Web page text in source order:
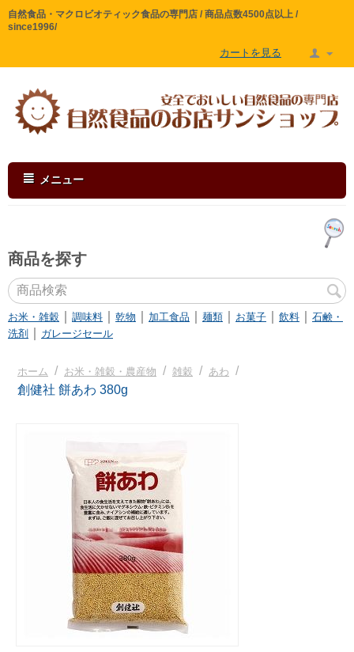
自然食品・マクロビオティック食品の専門店 / 商品点数4500点以上 /
since1996/
カートを見る
メニュー
商品を探す
お米・雑穀 調味料 乾物 加工食品 麺類 お菓子 飲料
石鹸・
洗剤
ガレージセール
ホーム / お米・雑穀・農産物 / 雑穀 / あわ /
創健社 餅あわ 380g